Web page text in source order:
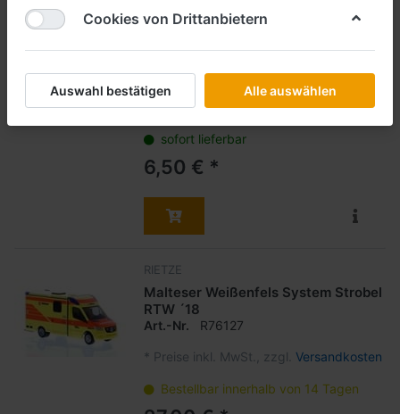
RIETZE
Art.-Nr. R70252
* Preise inkl. MwSt., zzgl.Versandkosten
sofort lieferbar
6,50 € *
RIETZE
Malteser Weißenfels System Strobel
RTW ´18
Art.-Nr. R76127
* Preise inkl. MwSt., zzgl. Versandkosten
Bestellbar innerhalb von 14 Tagen
Cookies von Drittanbietern
Auswahl bestätigen Alle auswählen